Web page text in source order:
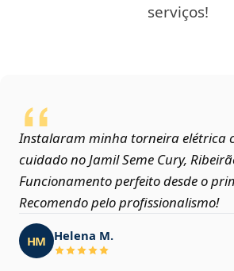
serviços!
Instalaram minha torneira elétrica
cuidado no Jamil Seme Cury,
Funcionamento perfeito desde o
Recomendo pelo profissionalismo!
HM Helena M.